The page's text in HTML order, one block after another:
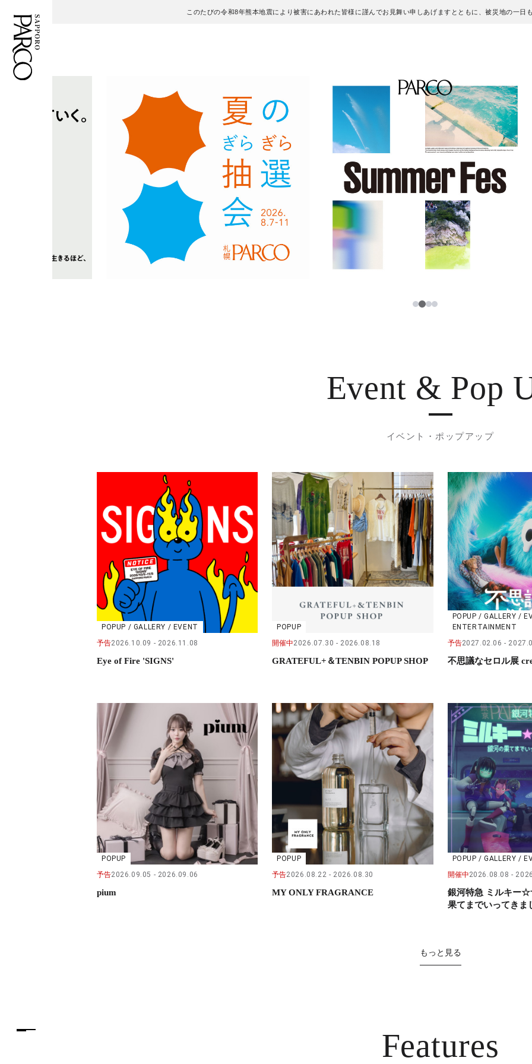
このたびの令和8年熊本地震により被害にあわれた皆様に謹んでお見舞い申しあげますとともに、被災地の一日
施設案内・アクセス
イベント・ポップアップ
レストラン・カフェ
繁体字
1234
Event & Pop
イベント・ポップアップ
POPUP / GALLERY / EVENT
予告2026.10.09 2026.11.08
Eye of Fire 'SIGNS'
POPUP
開催中2026.07.30 2026.08.18
GRATEFUL+＆TENBIN POPUP SHOP
POPUP / GALLERY /
ENTERTAINMENT
予告2027.02.06
不思議なセロル展
POPUP
予告2026.09.05 2026.09.06
pium
POPUP
予告2026.08.22 2026.08.30
MY ONLY FRAGRANCE
POPUP / GALLERY /
開催中2026.08.08
銀河特急 ミルキー☆
果てまでいってきま
もっと見る
Features